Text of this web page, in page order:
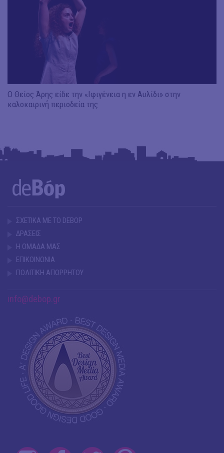
Ο Θείος Άρης είδε την «Ιφιγένεια η εν Αυλίδι» στην
καλοκαιρινή περιοδεία της
ΣΧΕΤΙΚΑ ΜΕ ΤΟ DEBOP
ΔΡΑΣΕΙΣ
Η ΟΜΑΔΑ ΜΑΣ
ΕΠΙΚΟΙΝΩΝΙΑ
ΠΟΛΙΤΙΚΗ ΑΠΟΡΡΗΤΟΥ
info@debop.gr